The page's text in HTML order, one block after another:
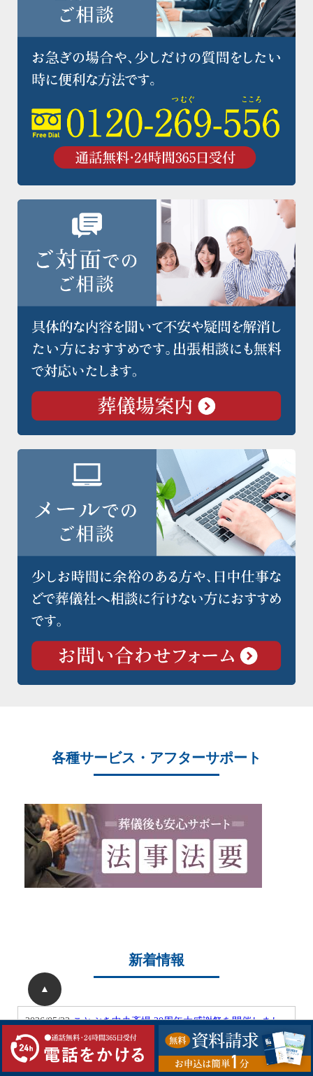
各種サービス・アフターサポート
新着情報
2026/05/22 ことぶき中央斎場 20周年大感謝祭を開催しまし
た
2026/05/04 ことぶき中央斎場 20周年記念大感謝祭開催のお
知らせ
▲